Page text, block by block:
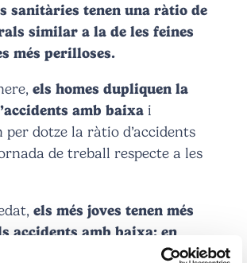
sanitàries tenen una ràtio de
similar a la de les feines
més perilloses.
els homes dupliquen la
amb baixa i
dotze la ràtio d’accidents
de treball respecte a les
els més joves tenen més
accidents amb baixa; en
d’accident mortal